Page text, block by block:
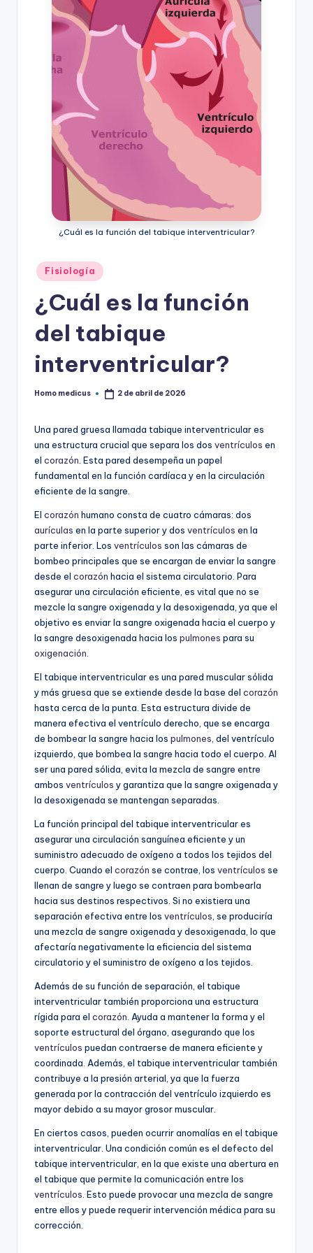
¿Cuál es la función del tabique interventricular?
Publicado
en
Fisiología
¿Cuál es la función
del tabique
interventricular?
Publicado
Homo medicus 2 de abril de 2026
Una pared gruesa llamada tabique interventricular es
una estructura crucial que separa los dos ventrículos en
el corazón . Esta pared desempeña un papel
fundamental en la función cardíaca y en la circulación
eficiente de la sangre.
El corazón humano consta de cuatro cámaras: dos
aurículas en la parte superior y dos ventrículos en la
parte inferior. Los ventrículos son las cámaras de
bombeo principales que se encargan de enviar la sangre
desde el corazón hacia el sistema circulatorio. Para
asegurar una circulación eficiente, es vital que no se
mezcle la sangre oxigenada y la desoxigenada, ya que el
objetivo es enviar la sangre oxigenada hacia el cuerpo y
la sangre desoxigenada hacia los pulmones para su
oxigenación
El tabique interventricular es una pared muscular sólida
y más gruesa que se extiende desde la base del corazón
hasta cerca de la punta. Esta estructura divide de
manera efectiva el ventrículo derecho, que se encarga
de bombear la sangre hacia los pulmones , del ventrículo
izquierdo, que bombea la sangre hacia todo el cuerpo. Al
ser una pared sólida, evita la mezcla de sangre entre
ambos ventrículos y garantiza que la sangre oxigenada y
la desoxigenada se mantengan separadas.
La función principal del tabique interventricular es
asegurar una circulación sanguínea eficiente y un
suministro adecuado de oxígeno a todos los tejidos del
cuerpo. Cuando el corazón se contrae, los ventrículos se
llenan de sangre y luego se contraen para bombearla
hacia sus destinos respectivos. Si no existiera una
separación efectiva entre los ventrículos , se produciría
una mezcla de sangre oxigenada y desoxigenada, lo que
afectaría negativamente la eficiencia del sistema
circulatorio y el suministro de oxígeno a los tejidos.
Además de su función de separación, el tabique
interventricular también proporciona una estructura
rígida para el corazón . Ayuda a mantener la forma y el
soporte estructural del órgano, asegurando que los
ventrículos puedan contraerse de manera eficiente y
coordinada. Además, el tabique interventricular también
contribuye a la presión arterial, ya que la fuerza
generada por la contracción del ventrículo izquierdo es
mayor debido a su mayor grosor muscular.
En ciertos casos, pueden ocurrir anomalías en el tabique
interventricular. Una condición común es el defecto del
tabique interventricular, en la que existe una abertura en
el tabique que permite la comunicación entre los
ventrículos . Esto puede provocar una mezcla de sangre
entre ellos y puede requerir intervención médica para su
corrección.